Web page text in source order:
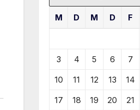
M D M D F
3 4 5 6 7
10 11 12 13 14
17 18 19 20 21